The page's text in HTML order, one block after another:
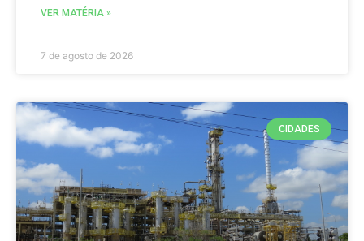
VER MATÉRIA »
7 de agosto de 2026
CIDADES